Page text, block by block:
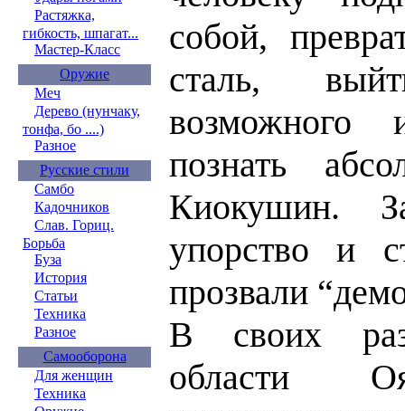
Растяжка,
гибкость, шпагат...
Мастер-Класс
Оружие
Меч
Дерево (нунчаку,
тонфа, бо ....)
Разное
Русские стили
Самбо
Кадочников
Слав. Гориц.
Борьба
Буза
История
Статьи
Техника
Разное
Самооборона
Для женщин
Техника
собой,
сталь,
возможного
познать
Киокушин.
упорство и
прозвали
В своих
области